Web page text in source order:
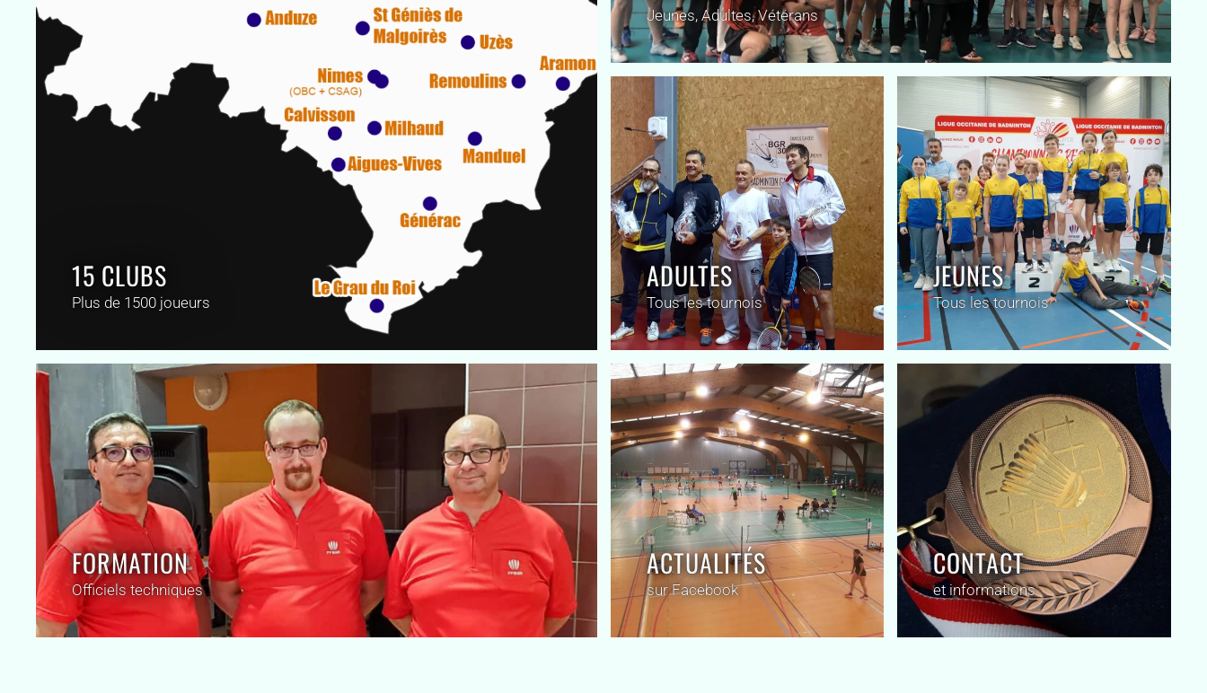
15 CLUBS
Plus de 1500 joueurs
Jeunes, Adultes, Vétérans
ADULTES
Tous les tournois
JEUNES
Tous les tournois
FORMATION
Officiels techniques
ACTUALITÉS
sur Facebook
CONTACT
et informations